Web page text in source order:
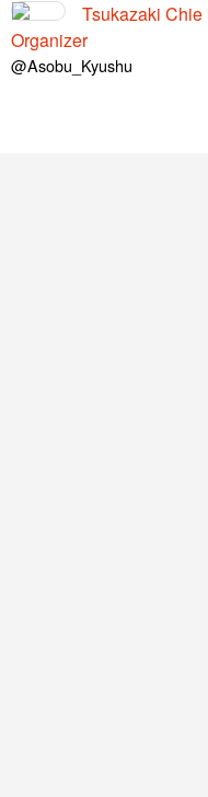
Tsukazaki Chie
Organizer
@Asobu_Kyushu